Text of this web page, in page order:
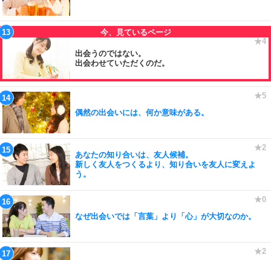
出会うのではない。
出会わせていただくのだ。
偶然の出会いには、何か意味がある。
あなたの知り合いは、友人候補。
新しく友人をつくるより、知り合いを友人に変えよ
う。
なぜ出会いでは「言葉」より「心」が大切なのか。